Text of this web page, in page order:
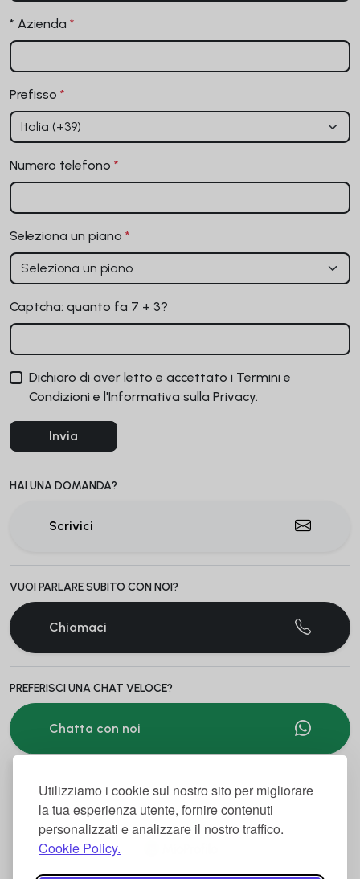
Utilizziamo i cookie sul nostro sito per migliorare
la tua esperienza utente, fornire contenuti
personalizzati e analizzare il nostro traffico.
Cookie Policy.
* Azienda *
Prefisso *
Numero telefono *
Seleziona un piano *
Captcha: quanto fa 7 + 3?
Dichiaro di aver letto e accettato i Termini e
Condizioni e l'Informativa sulla Privacy.
Invia
HAI UNA DOMANDA?
Scrivici
VUOI PARLARE SUBITO CON NOI?
Chiamaci
PREFERISCI UNA CHAT VELOCE?
Chatta con noi